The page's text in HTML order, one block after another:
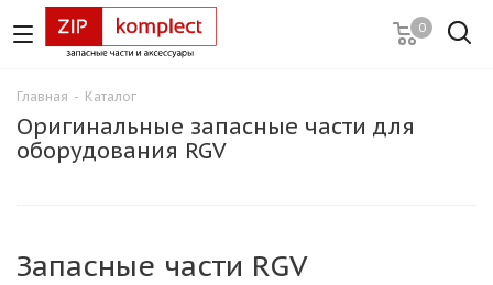
0
Главная - Каталог
Оригинальные запасные части для
оборудования RGV
Запасные части RGV